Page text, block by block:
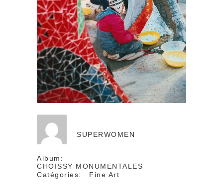
SUPERWOMEN
Album:
CHOISSY MONUMENTALES
Catégories:
Fine Art